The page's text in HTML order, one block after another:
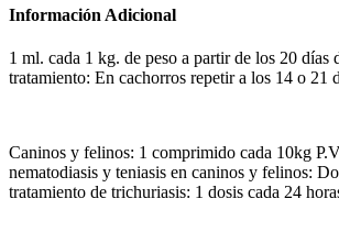
Información Adicional
1 ml. cada 1 kg. de peso a partir de los 20 días
tratamiento: En cachorros repetir a los 14 o 21
Caninos y felinos: 1 comprimido cada 10kg
nematodiasis y teniasis en caninos y felinos:
tratamiento de trichuriasis: 1 dosis cada 24